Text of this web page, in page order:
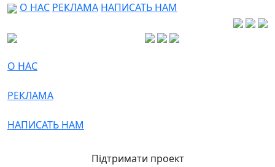
О НАС РЕКЛАМА НАПИСАТЬ НАМ
О НАС
РЕКЛАМА
НАПИСАТЬ НАМ
Підтримати проект